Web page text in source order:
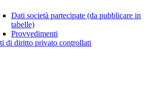
Dati società partecipate (da pubblicare in
tabelle)
Provvedimenti
di diritto privato controllati